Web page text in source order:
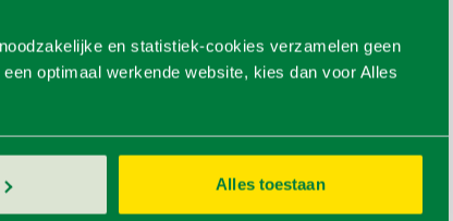
en statistiek-cookies verzamelen geen
optimaal werkende website, kies dan voor Alles
Alles toestaan
Als een aanbieding wordt
de gegevens die u hebt
de fabrikant. Als er een
vervolging, dan kunnen
verzekeringsmaatschappijen,